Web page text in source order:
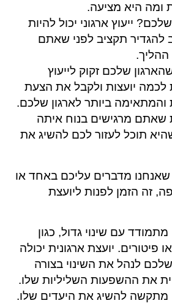
ומה היא מציעה.
ייעוץ ארגוני יכול להיות
להגדיר תקציב לפני שאתם
שלכם זקוק לייעוץ
לכמה יועצות ולקבל את הצעת
ביותר לארגון שלכם.
שאתם מרגישים בנוח איתה
תוכל לעזור לכם להשיג את
מדברים עליכם באחד או
זה הזמן לפנות ליועצת
עם שינוי גדול, כגון
פיטורים. יועצת ארגונית יכולה
שלכם לנהל את השינוי בצורה
את ההשפעות השליליות שלו.
מתקשה להשיג את היעדים שלו.